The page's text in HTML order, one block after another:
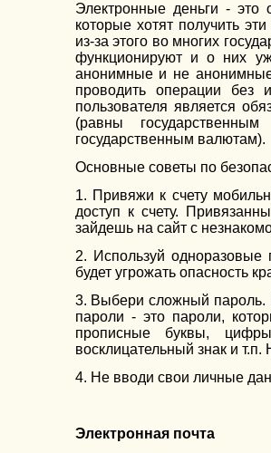
Электронные деньги - это
которые хотят получить
из-за этого во многих
функционируют и о них
анонимные и не
проводить операции без
пользователя является
(равны
государственным валютам).
Основные советы по
1. Привяжи к счету
доступ к счету.
зайдешь на сайт с
2. Используй
будет угрожать опасность
3. Выбери сложный пароль.
пароли - это пароли,
прописные буквы,
восклицательный знак и
4. Не вводи свои личные
Электронная почта